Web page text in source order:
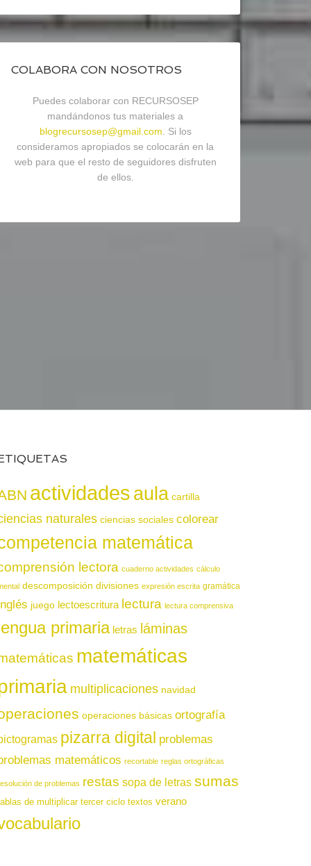
COLABORA CON NOSOTROS
Puedes colaborar con RECURSOSEP
mandándonos tus materiales a
blogrecursosep@gmail.com . Si los
consideramos apropiados se colocarán en la
web para que el resto de seguidores disfruten
de ellos.
actividadesaula cartilla
naturales ciencias sociales colorear
matemática
lectora cuaderno actividades cálculo
descomposición divisiones expresión escrita gramática
juego lectoescritura lectura lectura comprensiva
primaria letras láminas
matemáticas
multiplicaciones navidad
operaciones básicas ortografía
pizarra digital problemas
matemáticos recortable reglas ortográficas
de problemas restas sopa de letras sumas
de multiplicar tercer ciclo textos verano